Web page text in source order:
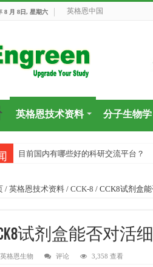
8 月 8日, 星期六 英格恩中国
英格恩技术资料 分子生物学
目前国内有哪些好的科研交流平台？
/ 英格恩技术资料 / CCK-8 / CCK8试剂盒
试剂盒能否对活
英格恩生物 评论 3,358 查看